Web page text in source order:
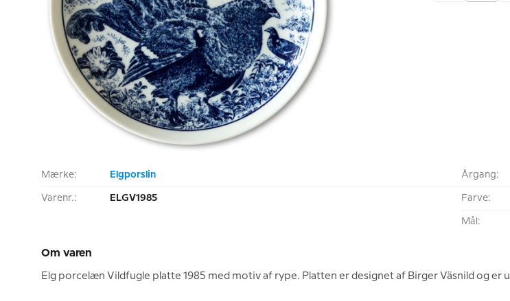
Mærke: Elgporslin
Varenr.: ELGV1985
Årgang:
Farve:
Mål:
Om varen
Elg porcelæn Vildfugle platte 1985 med motiv af rype. Platten er designet af Birger Väsnild og er